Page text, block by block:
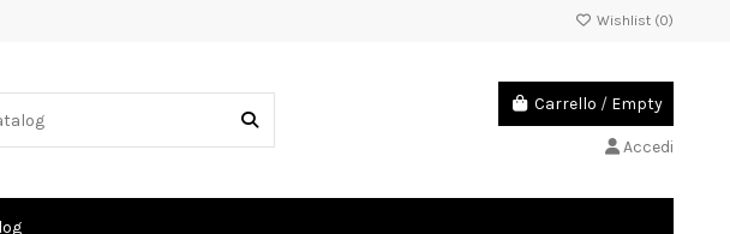
Wishlist (0)
Carrello / Empty
Accedi